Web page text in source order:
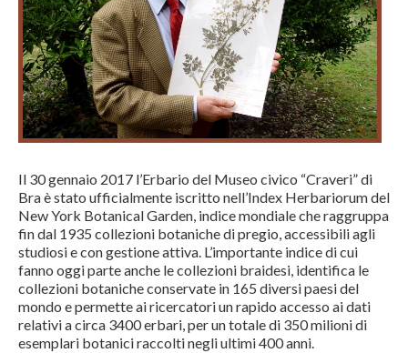
Il 30 gennaio 2017 l’Erbario del Museo civico “Craveri” di
Bra è stato ufficialmente iscritto nell’Index Herbariorum del
New York Botanical Garden, indice mondiale che raggruppa
fin dal 1935 collezioni botaniche di pregio, accessibili agli
studiosi e con gestione attiva. L’importante indice di cui
fanno oggi parte anche le collezioni braidesi, identifica le
collezioni botaniche conservate in 165 diversi paesi del
mondo e permette ai ricercatori un rapido accesso ai dati
relativi a circa 3400 erbari, per un totale di 350 milioni di
esemplari botanici raccolti negli ultimi 400 anni.